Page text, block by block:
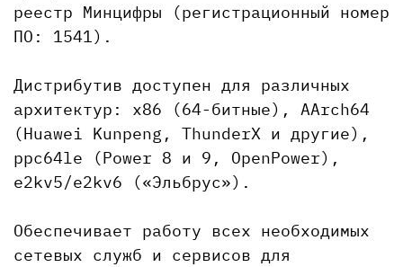
реестр Минцифры (регистрационный номер
ПО: 1541).
Дистрибутив доступен для различных
архитектур: x86 (64-битные), AArch64
(Huawei Kunpeng, ThunderX и другие),
ppc64le (Power 8 и 9, OpenPower),
e2kv5/e2kv6 («Эльбрус»).
Обеспечивает работу всех необходимых
сетевых служб и сервисов для